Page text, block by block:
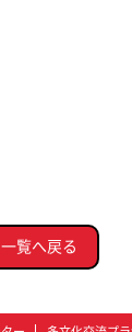
一覧へ戻る